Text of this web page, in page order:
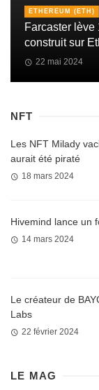
ETHEREUM (ETH)
Farcaster lève
construit sur
22 mai 2024
NFT
Les NFT Milady
aurait été piraté
18 mars 2024
Hivemind lance un
14 mars 2024
Le créateur de
Labs
22 février 2024
LE MAG